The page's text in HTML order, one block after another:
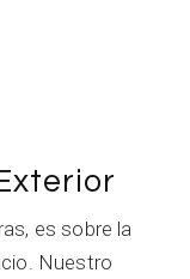
es sobre la
Nuestro